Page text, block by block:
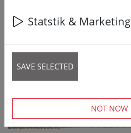
Statstik & Marketing
SAVE SELECTED
NOT NOW